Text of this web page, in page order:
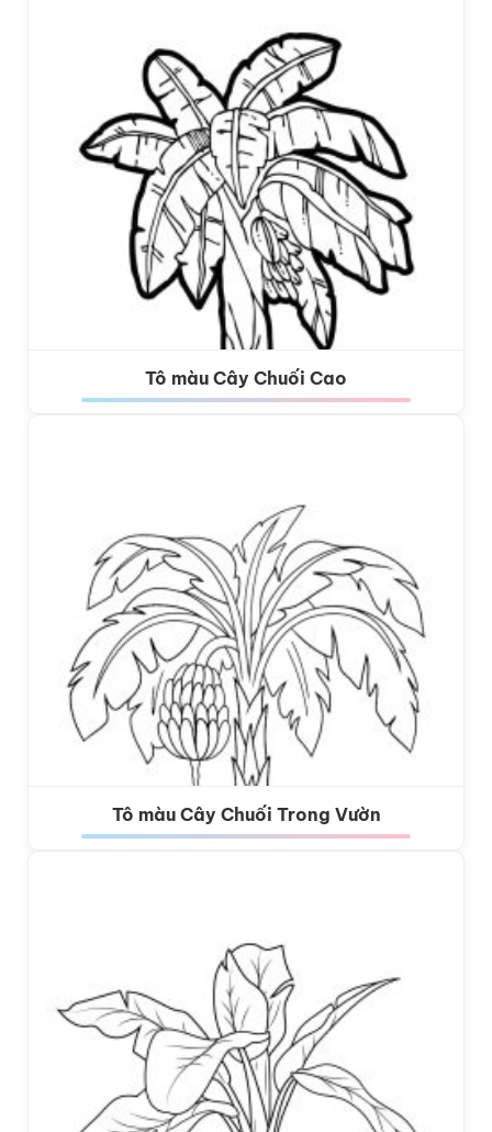
Tô màu Cây Chuối Cao
Tô màu Cây Chuối Trong Vườn